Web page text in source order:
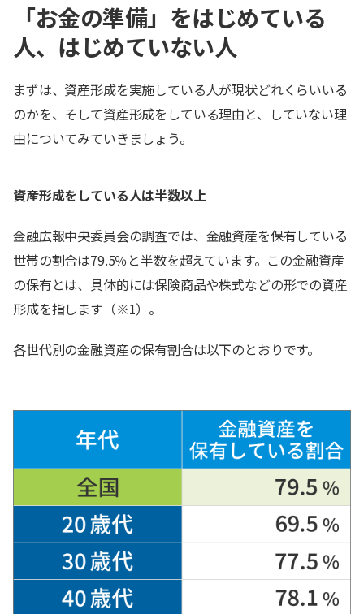
「お金の準備」をはじめている
人、はじめていない人
まずは、資産形成を実施している人が現状どれくらいいる
のかを、そして資産形成をしている理由と、していない理
由についてみていきましょう。
資産形成をしている人は半数以上
金融広報中央委員会の調査では、金融資産を保有している
世帯の割合は79.5％と半数を超えています。この金融資産
の保有とは、具体的には保険商品や株式などの形での資産
形成を指します（※1）。
各世代別の金融資産の保有割合は以下のとおりです。